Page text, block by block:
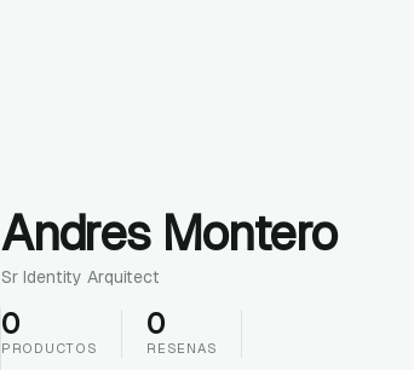
Andres Montero
Sr Identity Arquitect
0
PRODUCTOS
0
RESENAS